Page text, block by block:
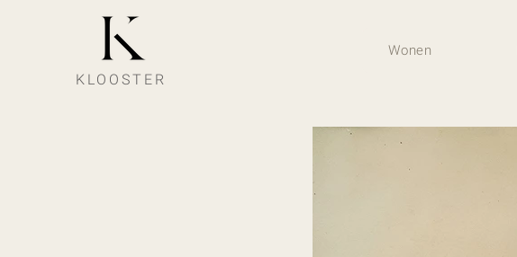
KLOOSTER
Wonen